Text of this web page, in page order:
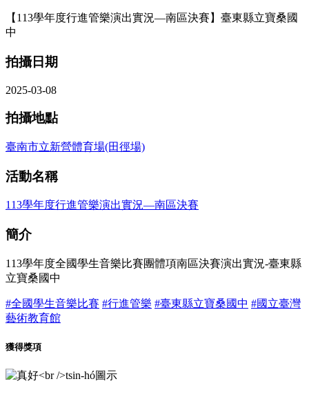
【113學年度行進管樂演出實況—南區決賽】臺東縣立寶桑國
中
拍攝日期
2025-03-08
拍攝地點
臺南市立新營體育場(田徑場)
活動名稱
113學年度行進管樂演出實況—南區決賽
簡介
113學年度全國學生音樂比賽團體項南區決賽演出實況-臺東縣
立寶桑國中
#全國學生音樂比賽 #行進管樂 #臺東縣立寶桑國中 #國立臺灣
藝術教育館
獲得獎項